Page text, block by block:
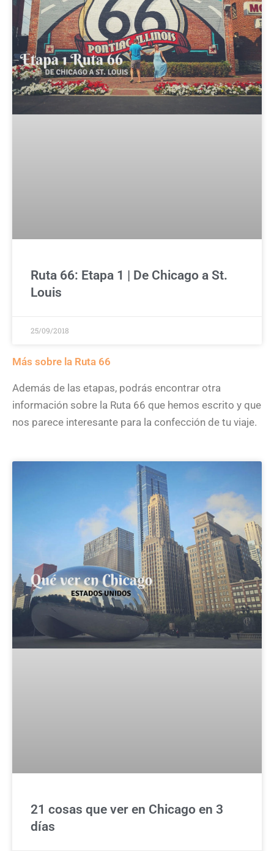
Ruta 66: Etapa 1 | De Chicago a St.
Louis
25/09/2018
Más sobre la Ruta 66
Además de las etapas, podrás encontrar otra
información sobre la Ruta 66 que hemos escrito y que
nos parece interesante para la confección de tu viaje.
21 cosas que ver en Chicago en 3
días